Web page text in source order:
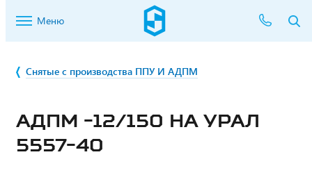
Меню
Снятые с производства ППУ И АДПМ
АДПМ -12/150 НА УРАЛ
5557-40